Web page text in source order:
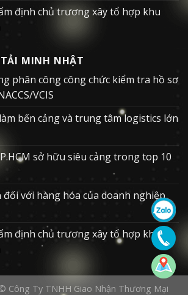
định chủ trương xây tổ hợp khu
MINH NHẬT
phân công công chức kiểm tra hồ sơ
VCIS
bến cảng và trung tâm logistics lớn
sở hữu siêu cảng trong top 10
đối với hàng hóa của doanh nghiệp
định chủ trương xây tổ hợp khu
Công Ty TNHH Giao Nhận Thương Mại